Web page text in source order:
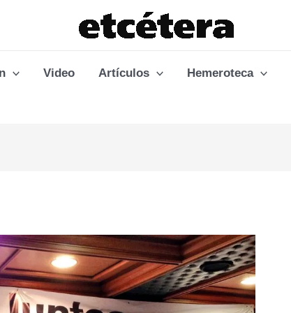
Video Artículos Hemeroteca